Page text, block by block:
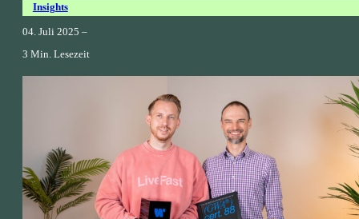
Insights
04. Juli 2025 –
3 Min. Lesezeit